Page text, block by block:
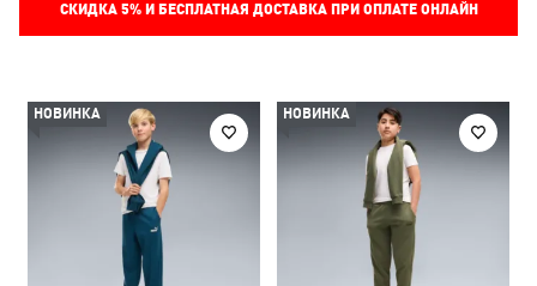
СКИДКА 5%И БЕСПЛАТНАЯ ДОСТАВКА ПРИ ОПЛАТЕ ОНЛАЙН
НОВИНКА НОВИНКА